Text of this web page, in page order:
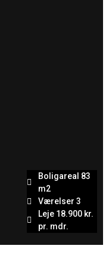
Boligareal 83
m2
Værelser 3
Leje 18.900 kr.
pr. mdr.